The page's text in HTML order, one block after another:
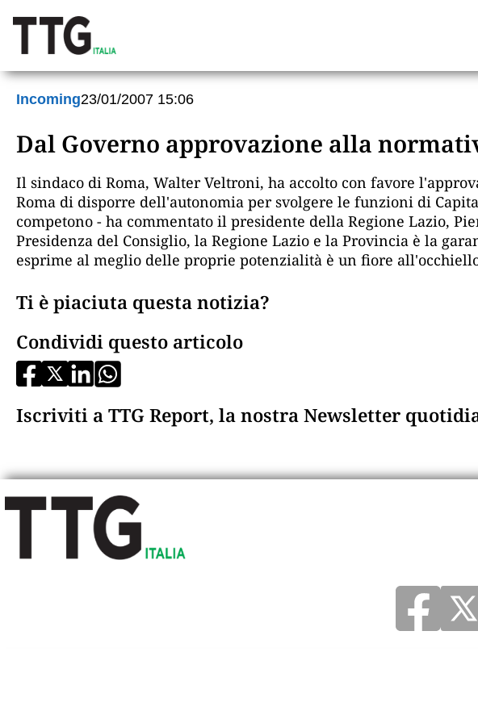
Incoming23/01/2007 15:06
Dal Governo approvazione alla
Il sindaco di Roma, Walter Veltroni, ha accolto con favore
Roma di disporre dell'autonomia per svolgere le funzioni di
competono - ha commentato il presidente della Regione Lazio,
Presidenza del Consiglio, la Regione Lazio e la Provincia è la
esprime al meglio delle proprie potenzialità è un fiore
Ti è piaciuta questa notizia?
Condividi questo articolo
Iscriviti a TTG Report, la nostra Newsletter